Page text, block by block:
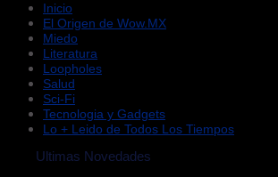
Inicio
El Origen de Wow.MX
Miedo
Literatura
Loopholes
Salud
Sci-Fi
Tecnologia y Gadgets
Lo + Leido de Todos Los Tiempos
Ultimas Novedades